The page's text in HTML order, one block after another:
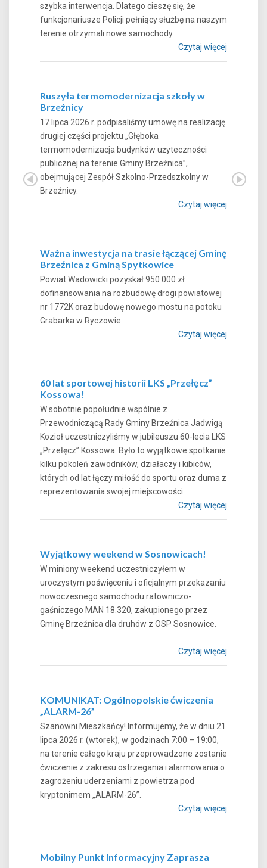
szybka interwencja. Dlatego cieszę się, że
funkcjonariusze Policji pełniący służbę na naszym
terenie otrzymali nowe samochody.
Czytaj więcej
Ruszyła termomodernizacja szkoły w
Brzeźnicy
17 lipca 2026 r. podpisaliśmy umowę na realizację
drugiej części projektu „Głęboka
termomodernizacja budynków użyteczności
publicznej na terenie Gminy Brzeźnica”,
obejmującej Zespół Szkolno-Przedszkolny w
Brzeźnicy.
Czytaj więcej
Ważna inwestycja na trasie łączącej Gminę
Brzeźnica z Gminą Spytkowice
Powiat Wadowicki pozyskał 950 000 zł
dofinansowania na rozbudowę drogi powiatowej
nr 1772K oraz budowę nowego mostu na potoku
Grabarka w Ryczowie.
Czytaj więcej
60 lat sportowej historii LKS „Przełęcz”
Kossowa!
W sobotnie popołudnie wspólnie z
Przewodniczącą Rady Gminy Brzeźnica Jadwigą
Kozioł uczestniczyliśmy w jubileuszu 60-lecia LKS
„Przełęcz” Kossowa. Było to wyjątkowe spotkanie
kilku pokoleń zawodników, działaczy i kibiców,
których od lat łączy miłość do sportu oraz duma z
reprezentowania swojej miejscowości.
Czytaj więcej
Wyjątkowy weekend w Sosnowicach!
W miniony weekend uczestniczyłem w
uroczystym poświęceniu i oficjalnym przekazaniu
nowoczesnego samochodu ratowniczo-
gaśniczego MAN 18.320, zakupionego przez
Gminę Brzeźnica dla druhów z OSP Sosnowice.
Czytaj więcej
KOMUNIKAT: Ogólnopolskie ćwiczenia
„ALARM-26”
Szanowni Mieszkańcy! Informujemy, że w dniu 21
lipca 2026 r. (wtorek), w godzinach 7:00 – 19:00,
na terenie całego kraju przeprowadzone zostanie
ćwiczenie z zakresu ostrzegania i alarmowania o
zagrożeniu uderzeniami z powietrza pod
kryptonimem „ALARM-26”.
Czytaj więcej
Mobilny Punkt Informacyjny Zaprasza